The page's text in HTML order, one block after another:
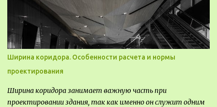
павильонов - показ экспозиции, с целью информации,
пропаганды, рекламы, внедрения новых технологий, обмен
опытом, привлечения внимания и т.д.
Ширина коридора. Особенности расчета и нормы
проектирования
Ширина коридора занимает важную часть при
проектировании здания, так как именно он служит одним